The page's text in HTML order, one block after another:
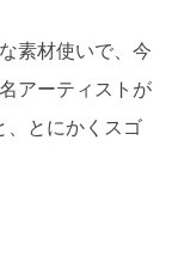
素材使いで、今
アーティストが
、とにかくスゴ